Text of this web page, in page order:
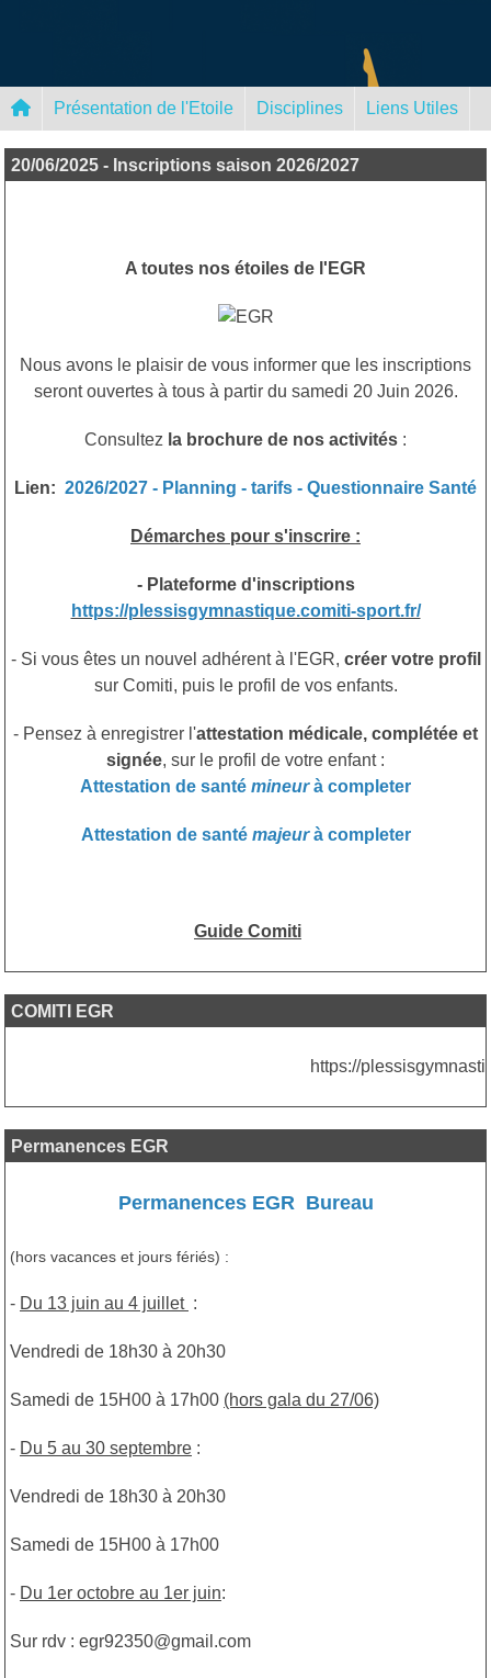
Présentation de l'Etoile Disciplines Liens Utiles
20/06/2025 - Inscriptions saison 2026/2027
A toutes nos étoiles de l'EGR
Nous avons le plaisir de vous informer que les inscriptions
seront ouvertes à tous à partir du samedi 20 Juin 2026.
Consultez la brochure de nos activités :
Lien: 2026/2027 - Planning - tarifs - Questionnaire Santé
Démarches pour s'inscrire :
- Plateforme d'inscriptions
https://plessisgymnastique.comiti-sport.fr/
- Si vous êtes un nouvel adhérent à l'EGR, créer votre profil
sur Comiti, puis le profil de vos enfants.
- Pensez à enregistrer l'attestation médicale, complétée et
signée, sur le profil de votre enfant :
Attestation de santé mineurà completer
Attestation de santé majeurà completer
Guide Comiti
COMITI EGR
https://
Permanences EGR
Permanences EGR Bureau
(hors vacances et jours fériés) :
- Du 13 juin au 4 juillet :
Vendredi de 18h30 à 20h30
Samedi de 15H00 à 17h00 (hors gala du 27/06)
- Du 5 au 30 septembre :
Vendredi de 18h30 à 20h30
Samedi de 15H00 à 17h00
- Du 1er octobre au 1er juin:
Sur rdv : egr92350@gmail.com